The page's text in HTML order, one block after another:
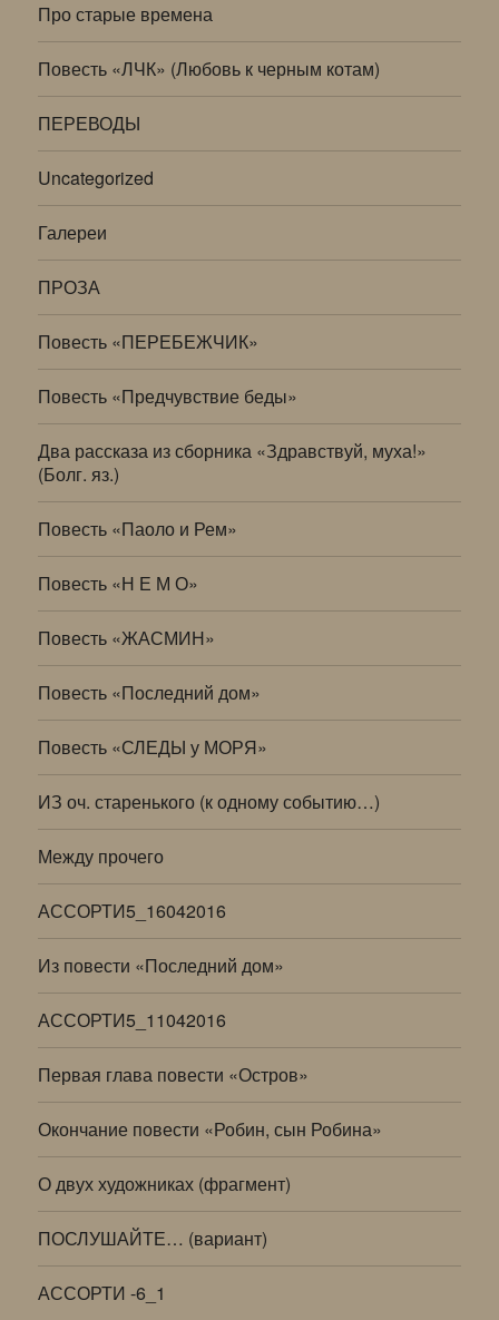
Про старые времена
Повесть «ЛЧК» (Любовь к черным котам)
ПЕРЕВОДЫ
Uncategorized
Галереи
ПРОЗА
Повесть «ПЕРЕБЕЖЧИК»
Повесть «Предчувствие беды»
Два рассказа из сборника «Здравствуй, муха!»
(Болг. яз.)
Повесть «Паоло и Рем»
Повесть «Н Е М О»
Повесть «ЖАСМИН»
Повесть «Последний дом»
Повесть «СЛЕДЫ у МОРЯ»
ИЗ оч. старенького (к одному событию…)
Между прочего
АССОРТИ5_16042016
Из повести «Последний дом»
АССОРТИ5_11042016
Первая глава повести «Остров»
Окончание повести «Робин, сын Робина»
О двух художниках (фрагмент)
ПОСЛУШАЙТЕ… (вариант)
АССОРТИ -6_1